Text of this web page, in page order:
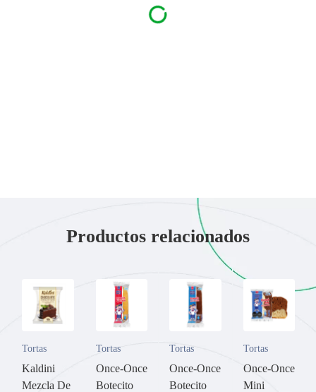
Productos relacionados
Tortas
Kaldini
Mezcla De
Tortas
Once-Once
Botecito
Tortas
Once-Once
Botecito
Tortas
Once-Once
Mini